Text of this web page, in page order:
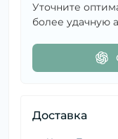
Уточните
более удачную
Доставка